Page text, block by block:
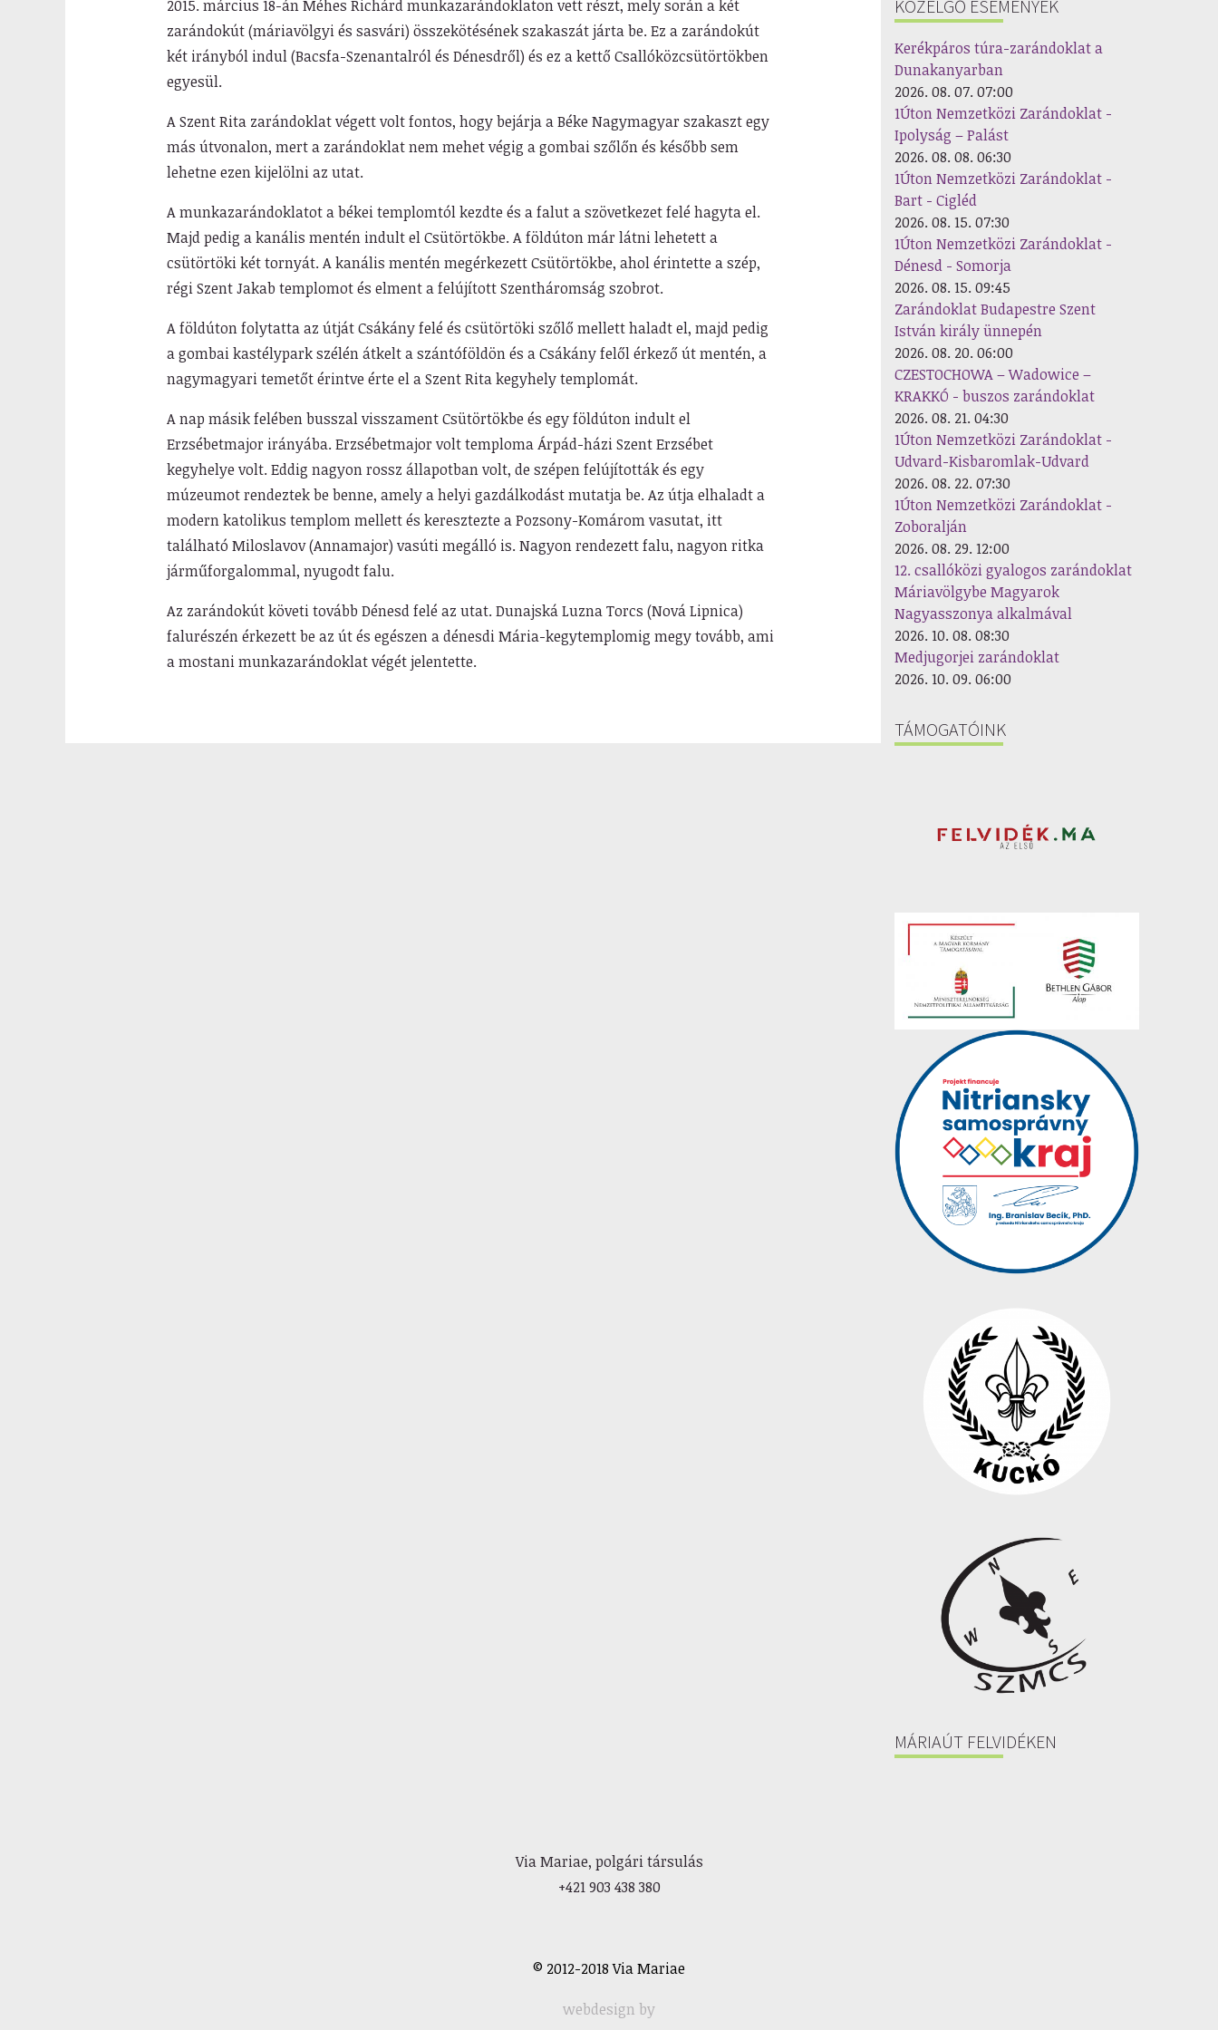
2015. március 18-án Méhes Richárd munkazarándoklaton vett részt, mely során a két
zarándokút (máriavölgyi és sasvári) összekötésének szakaszát járta be. Ez a zarándokút
két irányból indul (Bacsfa-Szenantalról és Dénesdről) és ez a kettő Csallóközcsütörtökben
egyesül.
A Szent Rita zarándoklat végett volt fontos, hogy bejárja a Béke Nagymagyar szakaszt egy
más útvonalon, mert a zarándoklat nem mehet végig a gombai szőlőn és később sem
lehetne ezen kijelölni az utat.
A munkazarándoklatot a békei templomtól kezdte és a falut a szövetkezet felé hagyta el.
Majd pedig a kanális mentén indult el Csütörtökbe. A földúton már látni lehetett a
csütörtöki két tornyát. A kanális mentén megérkezett Csütörtökbe, ahol érintette a szép,
régi Szent Jakab templomot és elment a felújított Szentháromság szobrot.
A földúton folytatta az útját Csákány felé és csütörtöki szőlő mellett haladt el, majd pedig
a gombai kastélypark szélén átkelt a szántóföldön és a Csákány felől érkező út mentén, a
nagymagyari temetőt érintve érte el a Szent Rita kegyhely templomát.
A nap másik felében busszal visszament Csütörtökbe és egy földúton indult el
Erzsébetmajor irányába. Erzsébetmajor volt temploma Árpád-házi Szent Erzsébet
kegyhelye volt. Eddig nagyon rossz állapotban volt, de szépen felújították és egy
múzeumot rendeztek be benne, amely a helyi gazdálkodást mutatja be. Az útja elhaladt a
modern katolikus templom mellett és keresztezte a Pozsony-Komárom vasutat, itt
található Miloslavov (Annamajor) vasúti megálló is. Nagyon rendezett falu, nagyon ritka
járműforgalommal, nyugodt falu.
Az zarándokút követi tovább Dénesd felé az utat. Dunajská Luzna Torcs (Nová Lipnica)
falurészén érkezett be az út és egészen a dénesdi Mária-kegytemplomig megy tovább, ami
a mostani munkazarándoklat végét jelentette.
KÖZELGŐ ESEMÉNYEK
Kerékpáros túra-zarándoklat a
Dunakanyarban
2026. 08. 07. 07:00
1Úton Nemzetközi Zarándoklat -
Ipolyság – Palást
2026. 08. 08. 06:30
1Úton Nemzetközi Zarándoklat -
Bart - Cigléd
2026. 08. 15. 07:30
1Úton Nemzetközi Zarándoklat -
Dénesd - Somorja
2026. 08. 15. 09:45
Zarándoklat Budapestre Szent
István király ünnepén
2026. 08. 20. 06:00
CZESTOCHOWA – Wadowice –
KRAKKÓ - buszos zarándoklat
2026. 08. 21. 04:30
1Úton Nemzetközi Zarándoklat -
Udvard-Kisbaromlak-Udvard
2026. 08. 22. 07:30
1Úton Nemzetközi Zarándoklat -
Zoboralján
2026. 08. 29. 12:00
12. csallóközi gyalogos zarándoklat
Máriavölgybe Magyarok
Nagyasszonya alkalmával
2026. 10. 08. 08:30
Medjugorjei zarándoklat
2026. 10. 09. 06:00
TÁMOGATÓINK
MÁRIAÚT FELVIDÉKEN
Via Mariae, polgári társulás
+421 903 438 380
© 2012-2018 Via Mariae
webdesign by